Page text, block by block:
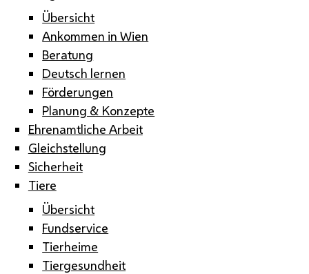
Übersicht
Ankommen in Wien
Beratung
Deutsch lernen
Förderungen
Planung & Konzepte
Ehrenamtliche Arbeit
Gleichstellung
Sicherheit
Tiere
Übersicht
Fundservice
Tierheime
Tiergesundheit